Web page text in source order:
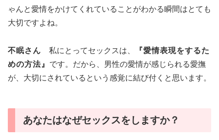
ゃんと愛情をかけてくれていることがわかる瞬間はとても
大切ですよね。
不眠さん 私にとってセックスは、
『愛情表現をするた
めの方法』 です。だから、男性の愛情が感じられる愛撫
が、大切にされているという感覚に結び付くと思います。
あなたはなぜセックスをしますか？